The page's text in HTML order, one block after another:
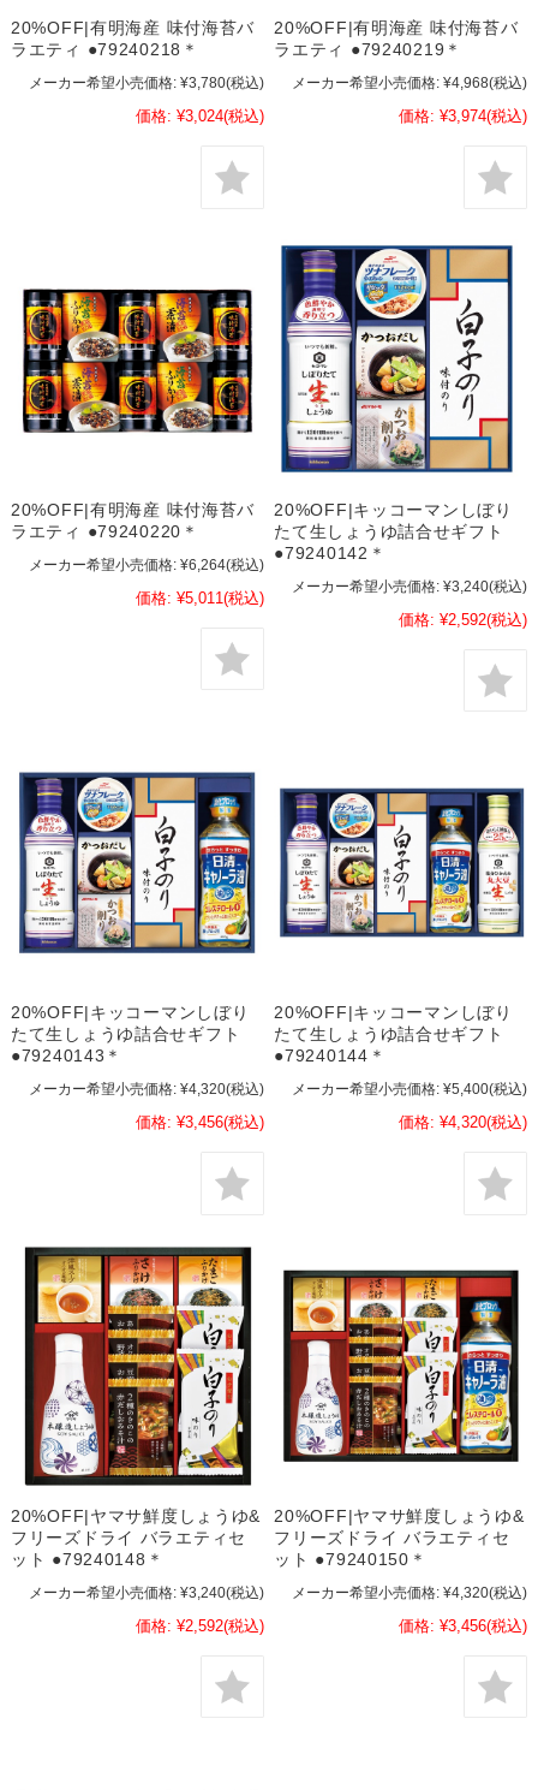
20%OFF|有明海産 味付海苔バ
ラエティ ●79240218＊
メーカー希望小売価格: ¥3,780(税込)
価格: ¥3,024(税込)
20%OFF|有明海産 味付海苔バ
ラエティ ●79240219＊
メーカー希望小売価格: ¥4,968(税込)
価格: ¥3,974(税込)
20%OFF|有明海産 味付海苔バ
ラエティ ●79240220＊
メーカー希望小売価格: ¥6,264(税込)
価格: ¥5,011(税込)
20%OFF|キッコーマンしぼり
たて生しょうゆ詰合せギフト
●79240142＊
メーカー希望小売価格: ¥3,240(税込)
価格: ¥2,592(税込)
20%OFF|キッコーマンしぼり
たて生しょうゆ詰合せギフト
●79240143＊
メーカー希望小売価格: ¥4,320(税込)
価格: ¥3,456(税込)
20%OFF|キッコーマンしぼり
たて生しょうゆ詰合せギフト
●79240144＊
メーカー希望小売価格: ¥5,400(税込)
価格: ¥4,320(税込)
20%OFF|ヤマサ鮮度しょうゆ&
フリーズドライ バラエティセ
ット ●79240148＊
メーカー希望小売価格: ¥3,240(税込)
価格: ¥2,592(税込)
20%OFF|ヤマサ鮮度しょうゆ&
フリーズドライ バラエティセ
ット ●79240150＊
メーカー希望小売価格: ¥4,320(税込)
価格: ¥3,456(税込)